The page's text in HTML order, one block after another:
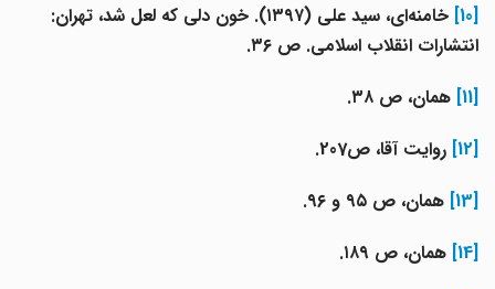
[10]
خامنه‌ای، سید علی (۱۳۹۷). خون دلی که لعل شد، تهران:
انتشارات انقلاب اسلامی. ص ۳۶.
[11]همان، ص ۳۸.
[12]روایت آقا، ص207.
[13]همان، ص ۹۵ و ۹۶.
[14]همان، ص ۱۸۹.